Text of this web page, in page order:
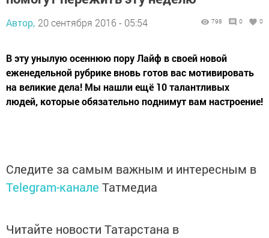
Автор, 20 сентября 2016 - 05:54 798 0 0
В эту унылую осеннюю пору Лайф в своей новой
еженедельной рубрике вновь готов вас мотивировать
на великие дела! Мы нашли ещё 10 талантливых
людей, которые обязательно поднимут вам настроение!
Следите за самым важным и интересным в
Telegram-канале Татмедиа
Читайте новости Татарстана в